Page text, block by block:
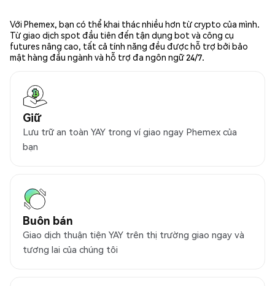
Với Phemex, bạn có thể khai thác nhiều hơn từ crypto của mình.
Từ giao dịch spot đầu tiên đến tận dụng bot và công cụ
futures nâng cao, tất cả tính năng đều được hỗ trợ bởi bảo
mật hàng đầu ngành và hỗ trợ đa ngôn ngữ 24/7.
Giữ
Lưu trữ an toàn YAY trong ví giao ngay Phemex của
bạn
Buôn bán
Giao dịch thuận tiện YAY trên thị trường giao ngay và
tương lai của chúng tôi